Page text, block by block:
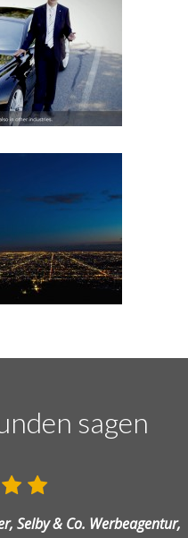
sagen
Selby & Co. Werbeagentur,